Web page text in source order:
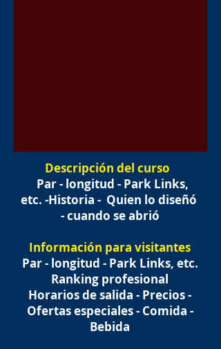
Descripción del curso
Par - longitud - Park Links,
etc. -Historia - Quien lo diseñó
- cuando se abrió
Información para visitantes
Par - longitud - Park Links, etc.
Ranking profesional
Horarios de salida - Precios -
Ofertas especiales - Comida -
Bebida